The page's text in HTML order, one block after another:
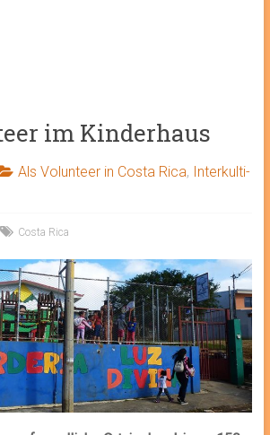
im Kinderhaus
Als Volunteer in Costa Rica, Interkulti-
Costa Rica